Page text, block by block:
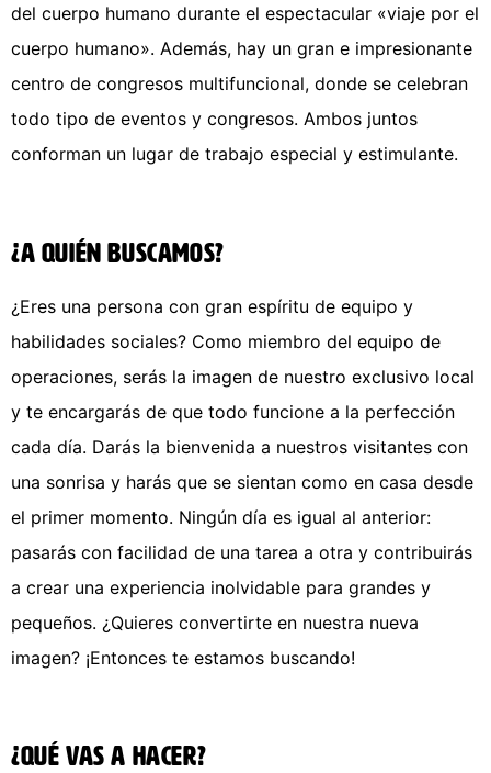
del cuerpo humano durante el espectacular «viaje por el
cuerpo humano». Además, hay un gran e impresionante
centro de congresos multifuncional, donde se celebran
todo tipo de eventos y congresos. Ambos juntos
conforman un lugar de trabajo especial y estimulante.
¿A quién buscamos?
¿Eres una persona con gran espíritu de equipo y
habilidades sociales? Como miembro del equipo de
operaciones, serás la imagen de nuestro exclusivo local
y te encargarás de que todo funcione a la perfección
cada día. Darás la bienvenida a nuestros visitantes con
una sonrisa y harás que se sientan como en casa desde
el primer momento. Ningún día es igual al anterior:
pasarás con facilidad de una tarea a otra y contribuirás
a crear una experiencia inolvidable para grandes y
pequeños. ¿Quieres convertirte en nuestra nueva
imagen? ¡Entonces te estamos buscando!
¿Qué vas a hacer?